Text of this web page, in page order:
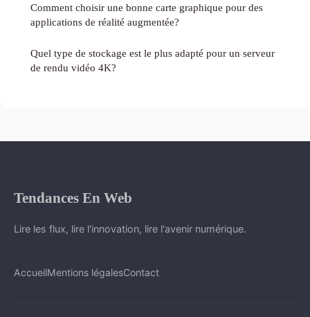
Comment choisir une bonne carte graphique pour des
applications de réalité augmentée?
Quel type de stockage est le plus adapté pour un serveur
de rendu vidéo 4K?
Tendances En Web
Lire les flux, lire l'innovation, lire l'avenir numérique.
AccueilMentions légalesContact